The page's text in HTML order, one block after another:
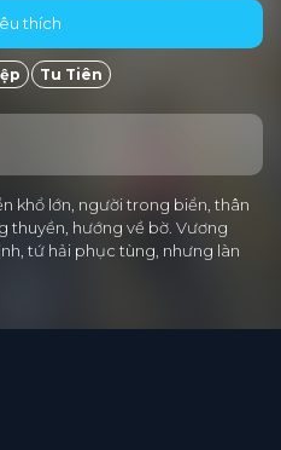
thích
Tu Tiên
khổ lớn, người trong biển, thân
thuyền, hướng về bờ. Vương
tứ hải phục tùng, nhưng làn